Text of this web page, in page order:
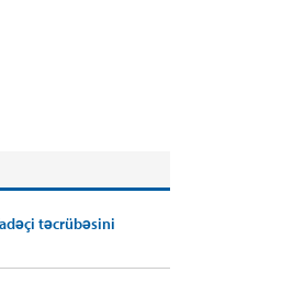
təcrübəsini